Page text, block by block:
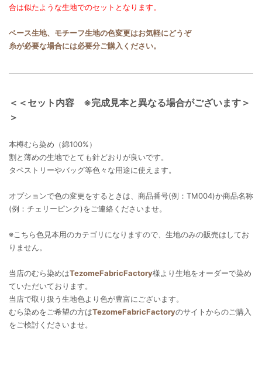
合は似たような生地でのセットとなります。
ベース生地、モチーフ生地の色変更はお気軽にどうぞ
糸が必要な場合には必要分ご購入ください。
＜＜セット内容 ※完成見本と異なる場合がございます＞
＞
本樽むら染め（綿100%）
割と薄めの生地でとても針どおりが良いです。
タペストリーやバッグ等色々な用途に使えます。
オプションで色の変更をするときは、商品番号(例：TM004)か商品名称
(例：チェリーピンク)をご連絡くださいませ。
※こちら色見本用のカテゴリになりますので、生地のみの販売はしてお
りません。
当店のむら染めはTezomeFabricFactory様より生地をオーダーで染め
ていただいております。
当店で取り扱う生地色より色が豊富にございます。
むら染めをご希望の方はTezomeFabricFactoryのサイトからのご購入
をご検討くださいませ。